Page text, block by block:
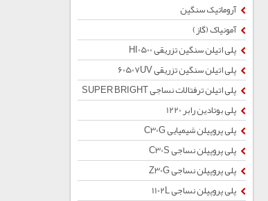
آروماتیک سنگین
آمونیاک (گاز)
پلی اتیلن سنگین تزریقی HI0500
پلی اتیلن سنگین تزریقی 60507UV
پلی اتیلن ترفتالات نساجی SUPER BRIGHT
پلی بوتادین رابر 1220
پلی پروپیلن شیمیایی C30G
پلی پروپیلن نساجی C30S
پلی پروپیلن نساجی Z30G
پلی پروپیلن نساجی 1102L